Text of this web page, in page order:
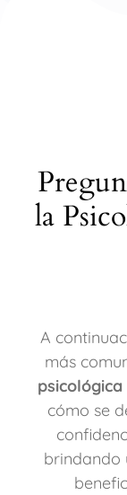
la
A
más
cómo se
brindando